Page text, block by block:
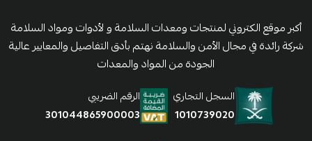
أكبر موقع الكتروني لمنتجات ومعدات السلامة و لأدوات ومواد السلامة
شركة رائدة في مجال الأمن والسلامة نهتم بأدق التفاصيل والمعايير عالية
الجودة من المواد والمعدات
السجل التجاري
1010739020
الرقم الضريبي
301044865900003